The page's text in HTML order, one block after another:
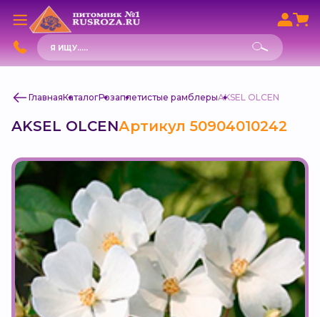
Поиск
товаров
ГлавнаяКаталогРозаплетистые рамблерыAKSEL OLCEN
AKSEL OLCENАртикул 50904010242